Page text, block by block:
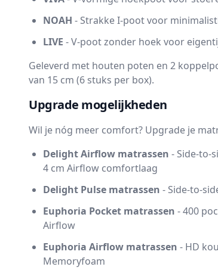
NOAH - Strakke I-poot voor
LIVE - V-poot zonder hoek voor
Geleverd met houten poten en 2
van 15 cm (6 stuks per box).
Upgrade mogelijkheden
Wil je nóg meer comfort? Upgrade je
Delight Airflow matrassen - Side-to-
4 cm Airflow comfortlaag
Delight Pulse matrassen - Side-to-
Euphoria Pocket matrassen - 400
Airflow
Euphoria Airflow matrassen - HD
Memoryfoam